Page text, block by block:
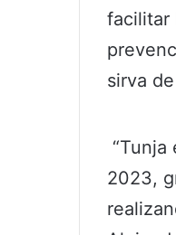
facilitar
sirva
2023,